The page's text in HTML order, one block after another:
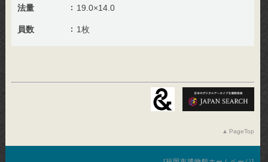
法量 19.0×14.0
員数 1枚
PageTop